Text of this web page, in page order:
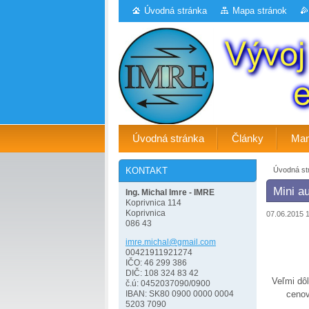
Úvodná stránka Mapa stránok
Úvodná stránka Články
Úvodná
Mini
07.06.2015
Veľmi
KONTAKT
Ing. Michal Imre - IMRE
Koprivnica 114
Koprivnica
086 43
imre.michal@gmai l.com
00421911921274
IČO: 46 299 386
DIČ: 108 324 83 42
č.ú: 0452037090/0900
IBAN: SK80 0900 0000 0004
5203 7090